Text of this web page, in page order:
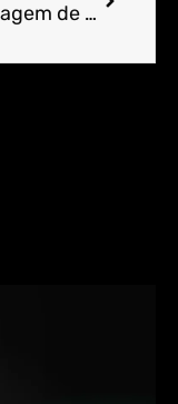
Hospedagem de Sites para Engenheiro em Amaro Ribeiro